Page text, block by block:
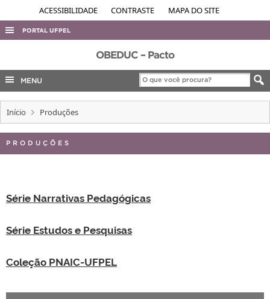
ACESSIBILIDADE CONTRASTE MAPA DO SITE
PORTAL UFPEL
ACESSO À INFORMAÇÃO
AUDITORIA
COBALTO
CONCURSOS
EDITAIS
INTERNACIONAL
PORTARIAS
OBEDUC – Pacto
MENU
Início Produções
PRODUÇÕES
Série Narrativas Pedagógicas
Série Estudos e Pesquisas
Coleção PNAIC-UFPEL